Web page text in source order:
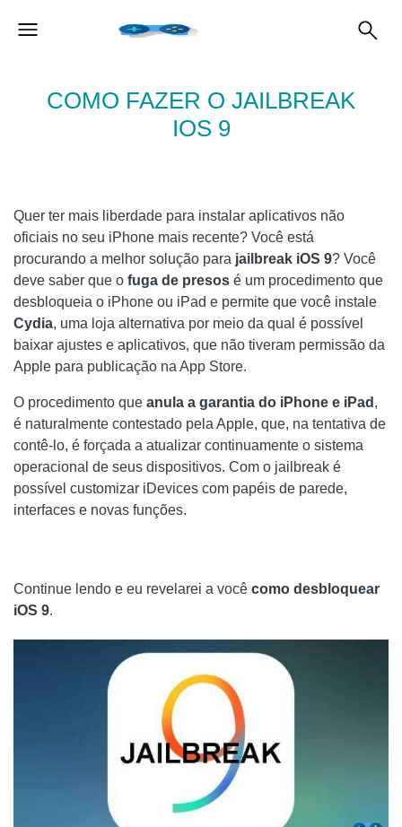
COMO FAZER O JAILBREAK
IOS 9
Quer ter mais liberdade para instalar aplicativos não
oficiais no seu iPhone mais recente? Você está
procurando a melhor solução para jailbreak iOS 9? Você
deve saber que o fuga de presos é um procedimento que
desbloqueia o iPhone ou iPad e permite que você instale
Cydia, uma loja alternativa por meio da qual é possível
baixar ajustes e aplicativos, que não tiveram permissão da
Apple para publicação na App Store.
O procedimento que anula a garantia do iPhone e iPad ,
é naturalmente contestado pela Apple, que, na tentativa de
contê-lo, é forçada a atualizar continuamente o sistema
operacional de seus dispositivos. Com o jailbreak é
possível customizar iDevices com papéis de parede,
interfaces e novas funções.
Continue lendo e eu revelarei a você como desbloquear
iOS 9.